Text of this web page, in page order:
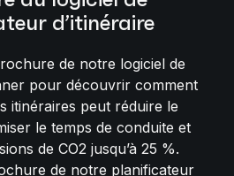
d’itinéraire
de notre logiciel de
pour découvrir comment
itinéraires peut réduire le
le temps de conduite et
de CO2 jusqu’à 25 %.
de notre planificateur